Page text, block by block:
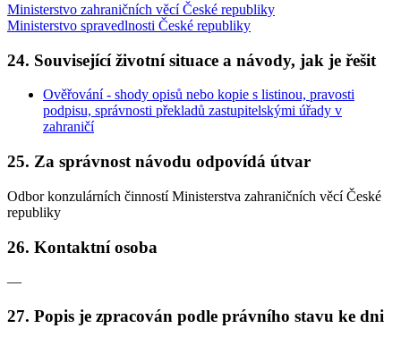
Ministerstvo zahraničních věcí České republiky
Ministerstvo spravedlnosti České republiky
24. Související životní situace a návody, jak je řešit
Ověřování - shody opisů nebo kopie s listinou, pravosti
podpisu, správnosti překladů zastupitelskými úřady v
zahraničí
25. Za správnost návodu odpovídá útvar
Odbor konzulárních činností Ministerstva zahraničních věcí České
republiky
26. Kontaktní osoba
—
27. Popis je zpracován podle právního stavu ke dni